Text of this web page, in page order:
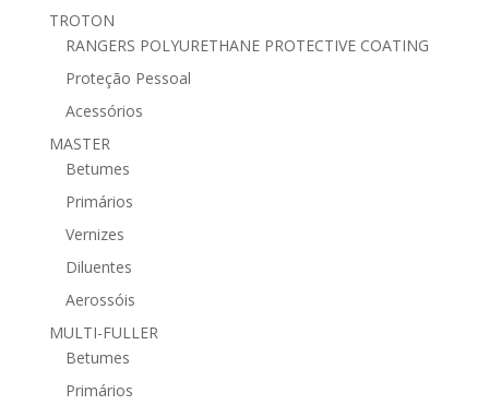
TROTON
RANGERS POLYURETHANE PROTECTIVE COATING
Proteção Pessoal
Acessórios
MASTER
Betumes
Primários
Vernizes
Diluentes
Aerossóis
MULTI-FULLER
Betumes
Primários